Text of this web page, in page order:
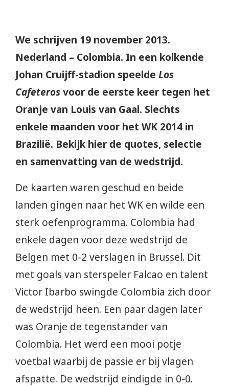
We schrijven 19 november 2013.
Nederland – Colombia. In een kolkende
Johan Cruijff-stadion speelde Los
Cafeterosvoor de eerste keer tegen het
Oranje van Louis van Gaal. Slechts
enkele maanden voor het WK 2014 in
Brazilië. Bekijk hier de quotes, selectie
en samenvatting van de wedstrijd.
De kaarten waren geschud en beide
landen gingen naar het WK en wilde een
sterk oefenprogramma. Colombia had
enkele dagen voor deze wedstrijd de
Belgen met 0-2 verslagen in Brussel. Dit
met goals van sterspeler Falcao en talent
Victor Ibarbo swingde Colombia zich door
de wedstrijd heen. Een paar dagen later
was Oranje de tegenstander van
Colombia. Het werd een mooi potje
voetbal waarbij de passie er bij vlagen
afspatte. De wedstrijd eindigde in 0-0.